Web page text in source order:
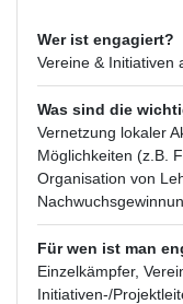
Wer ist engagiert?
Vereine & Initiativen
Was sind die
Vernetzung lokaler
Möglichkeiten (z.B.
Organisation von
Für wen ist man
Einzelkämpfer,
Initiativen-/